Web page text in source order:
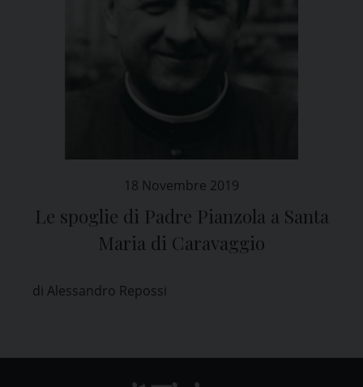
18 Novembre 2019
Le spoglie di Padre Pianzola a Santa
Maria di Caravaggio
di Alessandro Repossi